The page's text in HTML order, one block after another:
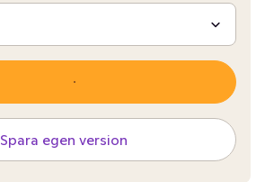
Spara egen version